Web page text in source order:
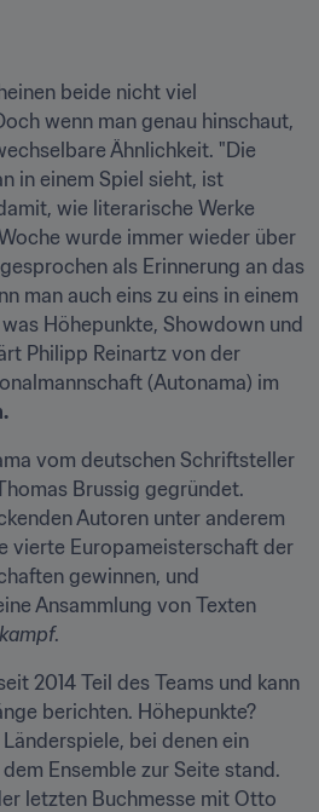
beide nicht viel
wenn man genau hinschaut,
Ähnlichkeit. "Die
in einem Spiel sieht, ist
wie literarische Werke
wurde immer wieder über
man auch eins zu eins in einem
Höhepunkte, Showdown und
Philipp Reinartz von der
(Autonama) im
vom deutschen Schriftsteller
Brussig gegründet.
Autoren unter anderem
vierte Europameisterschaft der
gewinnen, und
Ansammlung von Texten
.
2014 Teil des Teams und kann
berichten. Höhepunkte?
bei denen ein
Ensemble zur Seite stand.
letzten Buchmesse mit Otto